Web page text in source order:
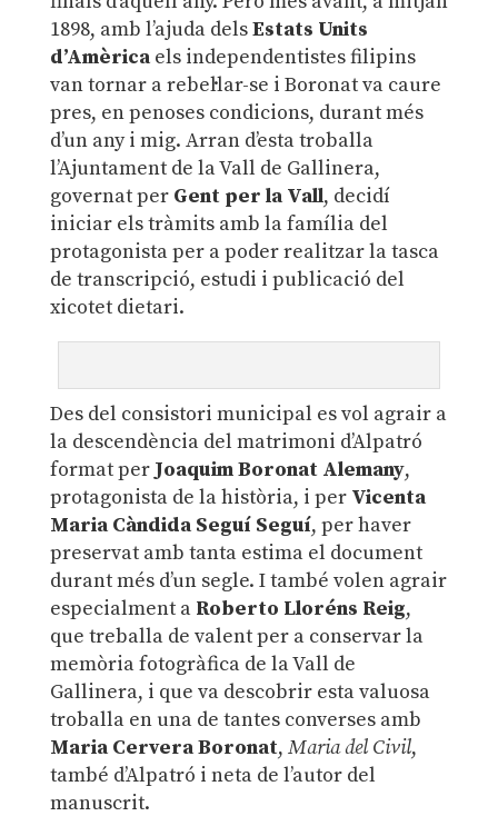
1898, amb l’ajuda delsEstats Units
d’Amèricaels independentistes filipins
van tornar a rebel·lar-se i Boronat va caure
pres, en penoses condicions, durant més
d’un any i mig. Arran d’esta troballa
l’Ajuntament de la Vall de Gallinera,
governat per Gent per la Vall, decidí
iniciar els tràmits amb la família del
protagonista per a poder realitzar la tasca
de transcripció, estudi i publicació del
xicotet dietari.
Des del consistori municipal es vol agrair a
la descendència del matrimoni d’Alpatró
format per Joaquim Boronat Alemany,
protagonista de la història, i per Vicenta
Maria Càndida Seguí Seguí, per haver
preservat amb tanta estima el document
durant més d’un segle. I també volen agrair
especialment a Roberto Lloréns Reig,
que treballa de valent per a conservar la
memòria fotogràfica de la Vall de
Gallinera, i que va descobrir esta valuosa
troballa en una de tantes converses amb
Maria Cervera Boronat, Maria del Civil,
també d’Alpatró i neta de l’autor del
manuscrit.